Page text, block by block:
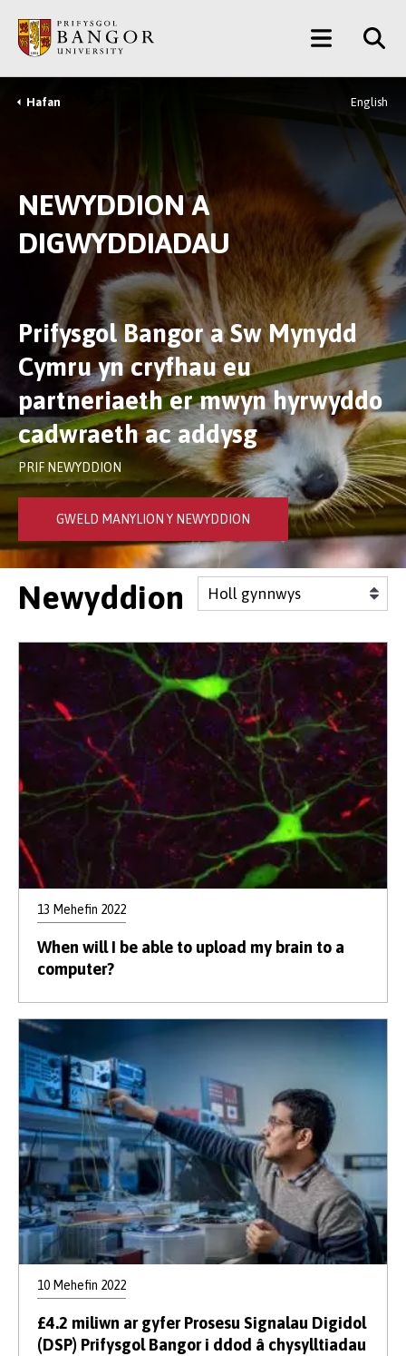
Prif
Gynnwys
Main
Menu
Breadcrumb
Hafan English
NEWYDDION A
DIGWYDDIADAU
Prifysgol Bangor a Sw Mynydd
Cymru yn cryfhau eu
partneriaeth er mwyn hyrwyddo
cadwraeth ac addysg
PRIF NEWYDDION
GWELD MANYLION Y NEWYDDION
Newyddion
13 Mehefin 2022
When will I be able to upload my brain to a
computer?
10 Mehefin 2022
£4.2 miliwn ar gyfer Prosesu Signalau Digidol
(DSP) Prifysgol Bangor i ddod â chysylltiadau